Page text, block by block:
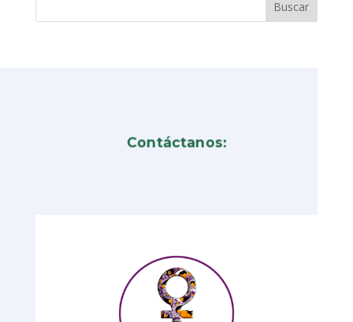
Contáctanos: